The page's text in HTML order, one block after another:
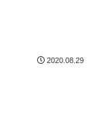
2020.08.29